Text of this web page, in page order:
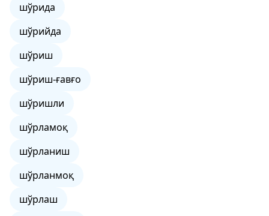
шўрида
шўрийда
шўриш
шўриш-ғавғо
шўришли
шўрламоқ
шўрланиш
шўрланмоқ
шўрлаш